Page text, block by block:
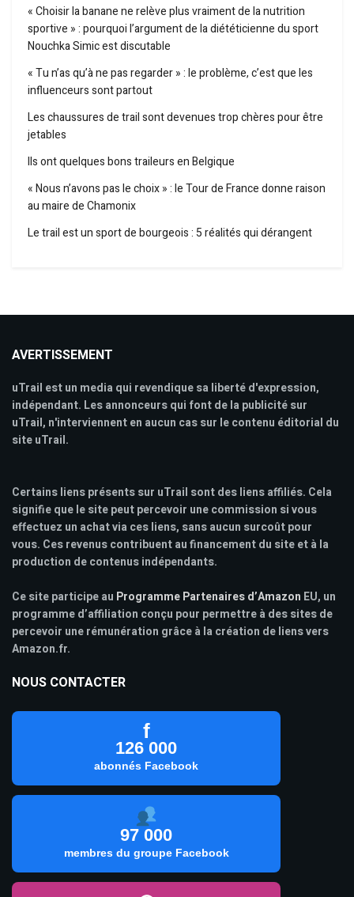
« Choisir la banane ne relève plus vraiment de la nutrition
sportive » : pourquoi l’argument de la diététicienne du sport
Nouchka Simic est discutable
« Tu n’as qu’à ne pas regarder » : le problème, c’est que les
influenceurs sont partout
Les chaussures de trail sont devenues trop chères pour être
jetables
Ils ont quelques bons traileurs en Belgique
« Nous n’avons pas le choix » : le Tour de France donne raison
au maire de Chamonix
Le trail est un sport de bourgeois : 5 réalités qui dérangent
AVERTISSEMENT
uTrail est un media qui revendique sa liberté d'expression,
indépendant. Les annonceurs qui font de la publicité sur
uTrail, n'interviennent en aucun cas sur le contenu éditorial du
site uTrail.
Certains liens présents sur uTrail sont des liens affiliés. Cela
signifie que le site peut percevoir une commission si vous
effectuez un achat via ces liens, sans aucun surcoût pour
vous. Ces revenus contribuent au financement du site et à la
production de contenus indépendants.
Ce site participe au Programme Partenaires d’Amazon EU, un
programme d’affiliation conçu pour permettre à des sites de
percevoir une rémunération grâce à la création de liens vers
Amazon.fr.
NOUS CONTACTER
f
126 000
abonnés Facebook
97 000
membres du groupe Facebook